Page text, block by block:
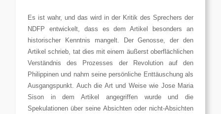
Es ist wahr, und das wird in der Kritik des Sprechers der
NDFP entwickelt, dass es dem Artikel besonders an
historischer Kenntnis mangelt. Der Genosse, der den
Artikel schrieb, tat dies mit einem äußerst oberflächlichen
Verständnis des Prozesses der Revolution auf den
Philippinen und nahm seine persönliche Enttäuschung als
Ausgangspunkt. Auch die Art und Weise wie Jose Maria
Sison in dem Artikel angegriffen wurde und die
Spekulationen über seine Absichten oder nicht-Absichten